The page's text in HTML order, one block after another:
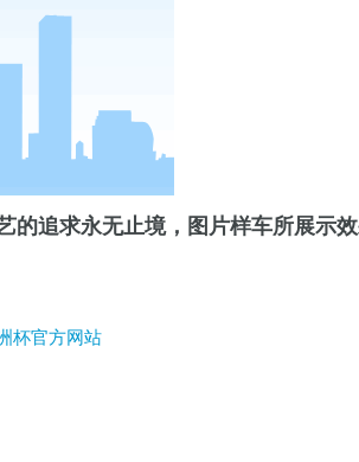
的追求永无止境，图片样车所展示
杯官方网站